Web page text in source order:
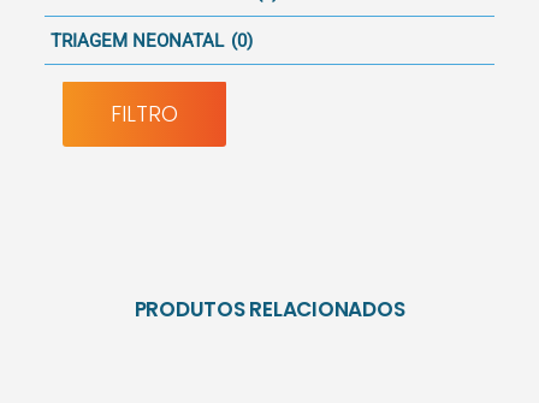
TRIAGEM NEONATAL (0)
FILTRO
PRODUTOS RELACIONADOS